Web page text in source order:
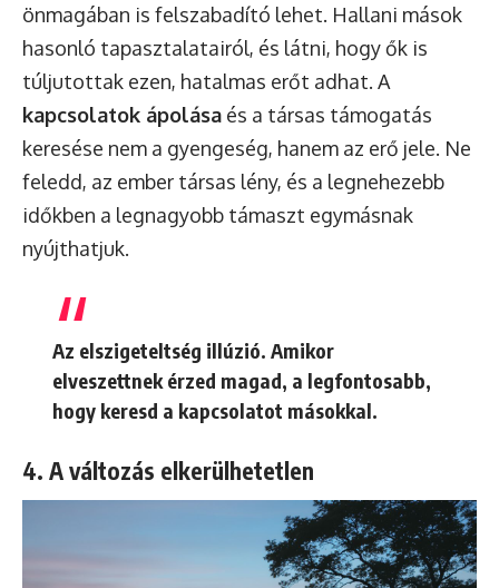
önmagában is felszabadító lehet. Hallani mások
hasonló tapasztalatairól, és látni, hogy ők is
túljutottak ezen, hatalmas erőt adhat. A
kapcsolatok ápolása és a társas támogatás
keresése nem a gyengeség, hanem az erő jele. Ne
feledd, az ember társas lény, és a legnehezebb
időkben a legnagyobb támaszt egymásnak
nyújthatjuk.
Az elszigeteltség illúzió. Amikor
elveszettnek érzed magad, a legfontosabb,
hogy keresd a kapcsolatot másokkal.
4. A változás elkerülhetetlen